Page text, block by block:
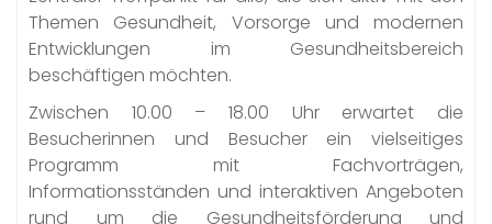
Themen Gesundheit, Vorsorge und modernen
Entwicklungen im Gesundheitsbereich
beschäftigen möchten.
Zwischen 10.00 – 18.00 Uhr erwartet die
Besucherinnen und Besucher ein vielseitiges
Programm mit Fachvorträgen,
Informationsständen und interaktiven Angeboten
rund um die Gesundheitsförderung und